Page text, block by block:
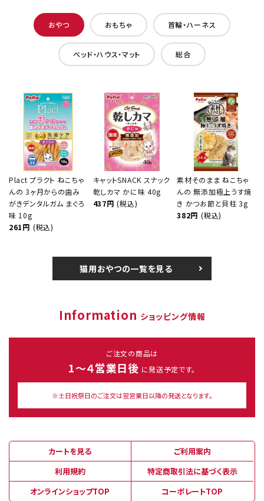
おやつ おもちゃ 首輪・ハーネス
ベッド・ハウス・マット 総合
Plact プラクト ねこちゃ
んの 3ヶ月からの歯み
がきデンタルガム まぐろ
味 10g
261円 (税込)
キャットSNACK スナック
乾しカマ かに味 40g
437円 (税込)
素材そのまま ねこちゃ
んの 無添加極上うす焼
き かつお節と貝柱 3g
382円 (税込)
猫用おやつの一覧を見る
Information ショッピング情報
ご注文の商品は
1～４営業日後 に発送予定です。
※土日祝祭日のご注文は翌営業日以降の発送となります。
カートを見る
ご利用案内
利用規約
特定商取引法に基づく表示
オンラインショップTOP
コーポレートTOP